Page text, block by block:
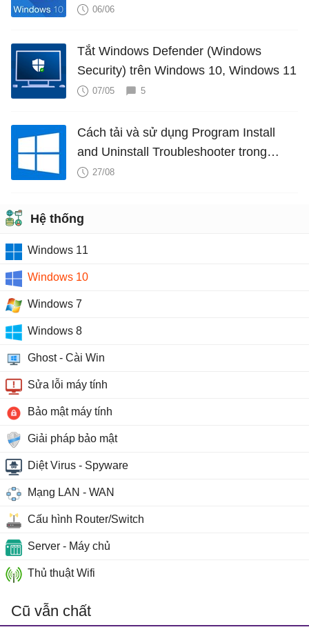
06/06
Tắt Windows Defender (Windows
Security) trên Windows 10, Windows 11
07/05 5
Cách tải và sử dụng Program Install
and Uninstall Troubleshooter trong
Windows
27/08
Hệ thống
Windows 11
Windows 10
Windows 7
Windows 8
Ghost - Cài Win
Sửa lỗi máy tính
Bảo mật máy tính
Giải pháp bảo mật
Diệt Virus - Spyware
Mạng LAN - WAN
Cấu hình Router/Switch
Server - Máy chủ
Thủ thuật Wifi
Cũ vẫn chất